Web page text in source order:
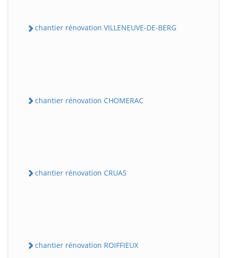
chantier rénovation VILLENEUVE-DE-BERG
chantier rénovation CHOMERAC
chantier rénovation CRUAS
chantier rénovation ROIFFIEUX